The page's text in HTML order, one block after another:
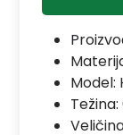
Model: